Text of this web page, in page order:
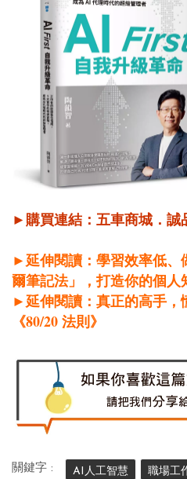
►購買連結： 五車商城 ． 誠
►延伸閱讀：學習效率低、
爾筆記法」，打造你的個人
►延伸閱讀：真正的高手，
《80/20 法則》
關鍵字 : AI人工智慧 職場工